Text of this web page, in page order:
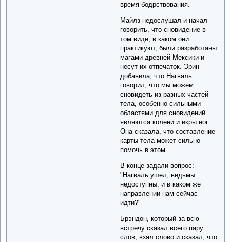
время бодрствования.
Майлз недослушал и начал
говорить, что сновидение в
том виде, в каком они
практикуют, были разработаны
магами древней Мексики и
несут их отпечаток. Эрин
добавила, что Нагваль
говорил, что мы можем
сновидеть из разных частей
тела, особенно сильными
областями для сновидений
являются колени и икры ног.
Она сказала, что составление
карты тела может сильно
помочь в этом.
В конце задали вопрос:
"Нагваль ушел, ведьмы
недоступны, и в каком же
направлении нам сейчас
идти?"
Брэндон, который за всю
встречу сказал всего пару
слов, взял слово и сказал, что